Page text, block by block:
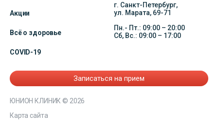
Акции
Всё о здоровье
COVID-19
г. Санкт-Петербург,
ул. Марата, 69-71
Пн.- Пт.: 09:00 – 20:00
Сб, Вс.: 09:00 – 17:00
Записаться на прием
ЮНИОН КЛИНИК © 2026
Карта сайта